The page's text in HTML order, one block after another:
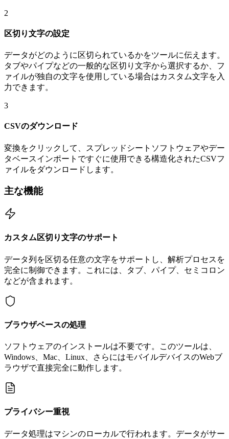
2
区切り文字の設定
データがどのように区切られているかをツールに伝えます。
タブやパイプなどの一般的な区切り文字から選択するか、フ
ァイルが独自の文字を使用している場合はカスタム文字を入
力できます。
3
CSVのダウンロード
変換をクリックして、スプレッドシートソフトウェアやデー
タベースインポートですぐに使用できる構造化されたCSVフ
ァイルをダウンロードします。
主な機能
カスタム区切り文字のサポート
データ列を区切る任意の文字をサポートし、解析プロセスを
完全に制御できます。これには、タブ、パイプ、セミコロン
などが含まれます。
ブラウザベースの処理
ソフトウェアのインストールは不要です。このツールは、
Windows、Mac、Linux、さらにはモバイルデバイスのWebブ
ラウザで直接完全に動作します。
プライバシー重視
データ処理はマシンのローカルで行われます。データがサー